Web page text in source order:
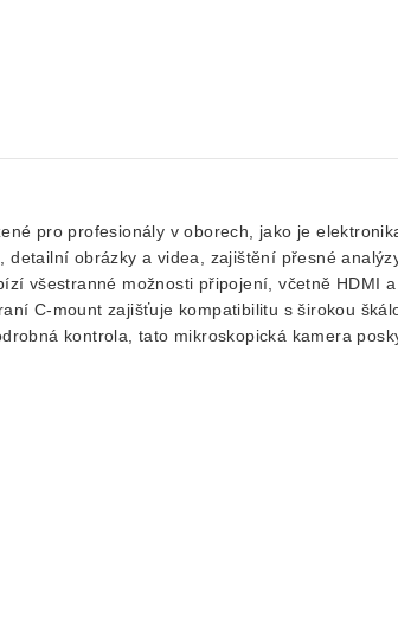
pro profesionály v oborech, jako je
obrázky a videa, zajištění přesné
všestranné možnosti připojení, včetně HDMI
C-mount zajišťuje kompatibilitu s širokou
kontrola, tato mikroskopická kamera